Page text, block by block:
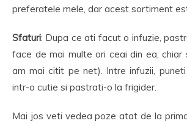
preferatele mele, dar acest sortiment
Sfaturi: Dupa ce ati facut o infuzie,
face de mai multe ori ceai din ea, chiar
am mai citit pe net). Intre infuzii,
intr-o cutie si pastrati-o la frigider.
Mai jos veti vedea poze atat de la